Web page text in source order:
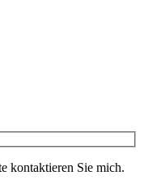
kontaktieren Sie mich.